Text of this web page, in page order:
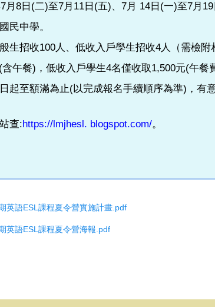
8日(二)至7月11日(五)、7月 14日(一)至7月
民中學。
生招收100人、低收入戶學生招收4人（需檢
午餐)，低收入戶學生4名僅收取1,500元(午餐
起至額滿為止(以完成報名手續順序為準)，有
查:https://lmjhesl. blogspot.com/。
英語ESL課程夏令營實施計畫.pdf
英語ESL課程夏令營海報.pdf